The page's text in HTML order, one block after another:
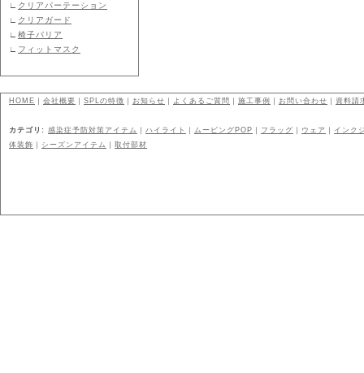
∟ クリアパーテーション
∟ クリアガード
∟ 椅子バリア
∟ フィットマスク
HOME ｜ 会社概要 ｜ SPLの特徴 ｜ お知らせ ｜ よくあるご質問 ｜ 施工事例 ｜ お問い合わせ ｜ 資料請
カテゴリ: 感染症予防対策アイテム ｜ ハイライト ｜ ムービングPOP ｜ フラッグ ｜ ウェア ｜ インク
体装飾 ｜ シーズンアイテム ｜ 取付部材